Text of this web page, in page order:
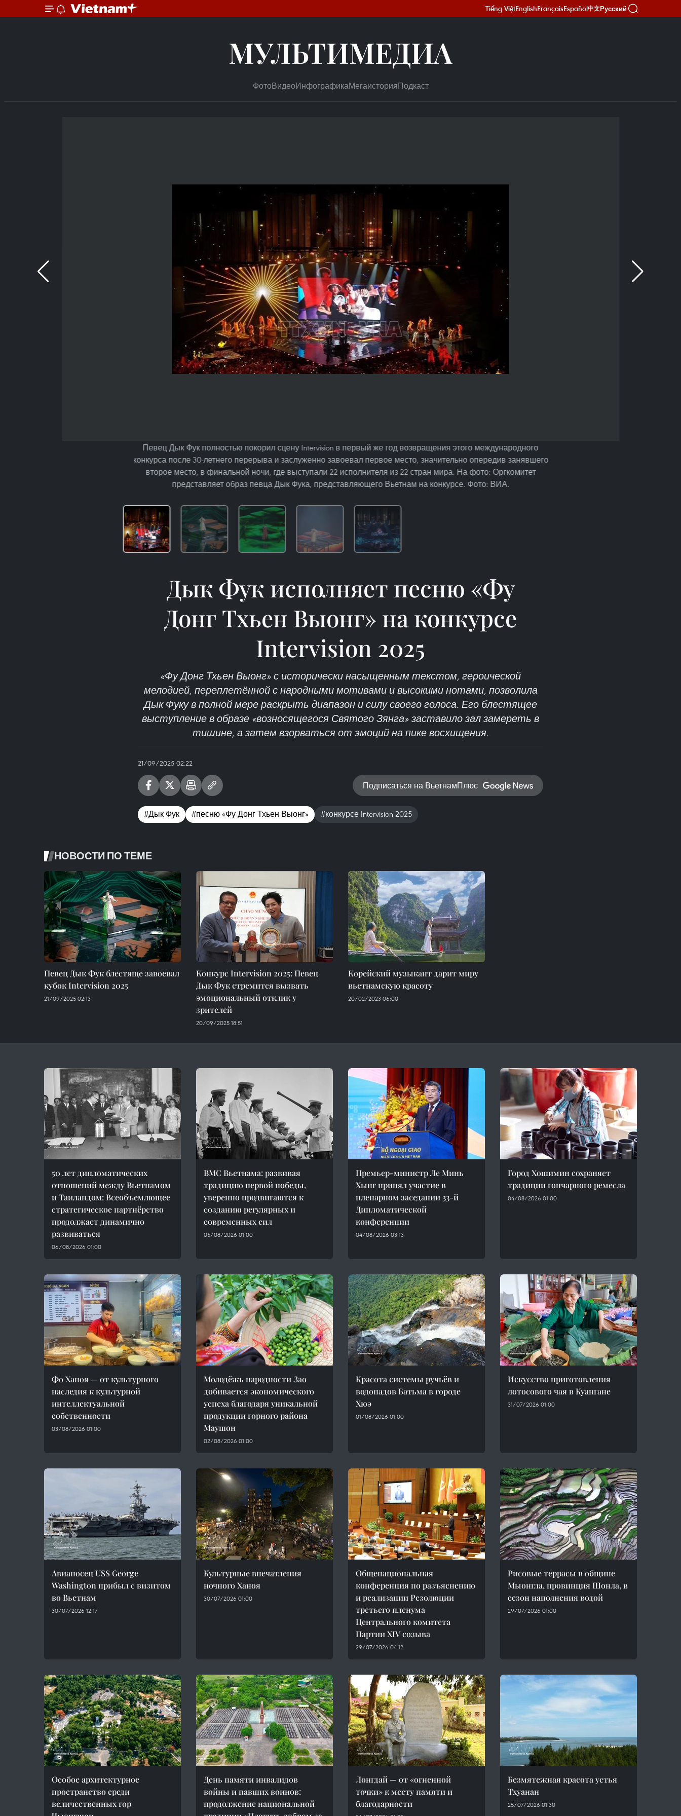
Tiếng ViệtEnglishFrançaisEspañol中文Русский
МУЛЬТИМЕДИА
ФотоВидеоИнфографикаМегаисторияПодкаст
Певец Дык Фук полностью покорил сцену Intervision в первый же год возвращения этого международного
конкурса после 30-летнего перерыва и заслуженно завоевал первое место, значительно опередив занявшего
второе место, в финальной ночи, где выступали 22 исполнителя из 22 стран мира. На фото: Оргкомитет
представляет образ певца Дык Фука, представляющего Вьетнам на конкурсе. Фото: ВИА.
Дык Фук исполняет песню «Фу
Донг Тхьен Выонг» на конкурсе
Intervision 2025
«Фу Донг Тхьен Выонг» с исторически насыщенным текстом, героической
мелодией, переплетённой с народными мотивами и высокими нотами, позволила
Дык Фуку в полной мере раскрыть диапазон и силу своего голоса. Его блестящее
выступление в образе «возносящегося Святого Зянга» заставило зал замереть в
тишине, а затем взорваться от эмоций на пике восхищения.
21/09/2025 02:22
Подписаться на ВьетнамПлюс
#Дык Фук #песню «Фу Донг Тхьен Выонг» #конкурсе Intervision 2025
НОВОСТИ ПО ТЕМЕ
Певец Дык Фук блестяще завоевал
кубок Intervision 2025
21/09/2025 02:13
Конкурс Intervision 2025: Певец
Дык Фук стремится вызвать
эмоциональный отклик у
зрителей
20/09/2025 18:51
Корейский музыкант дарит миру
вьетнамскую красоту
20/02/2023 06:00
50 лет дипломатических
отношений между Вьетнамом
и Таиландом: Всеобъемлющее
стратегическое партнёрство
продолжает динамично
развиваться
06/08/2026 01:00
ВМС Вьетнама: развивая
традицию первой победы,
уверенно продвигаются к
созданию регулярных и
современных сил
05/08/2026 01:00
Премьер-министр Ле Минь
Хынг принял участие в
пленарном заседании 33-й
Дипломатической
конференции
04/08/2026 03:13
Город Хошимин сохраняет
традиции гончарного ремесла
04/08/2026 01:00
Фо Ханоя — от культурного
наследия к культурной
интеллектуальной
собственности
03/08/2026 01:00
Молодёжь народности Зао
добивается экономического
успеха благодаря уникальной
продукции горного района
Маушон
02/08/2026 01:00
Красота системы ручьёв и
водопадов Батьма в городе
Хюэ
01/08/2026 01:00
Искусство приготовления
лотосового чая в Куангане
31/07/2026 01:00
Авианосец USS George
Washington прибыл с визитом
во Вьетнам
30/07/2026 12:17
Культурные впечатления
ночного Ханоя
30/07/2026 01:00
Общенациональная
конференция по разъяснению
и реализации Резолюции
третьего пленума
Центрального комитета
Партии XIV созыва
29/07/2026 04:12
Рисовые террасы в общине
Мыонгла, провинция Шонла, в
сезон наполнения водой
29/07/2026 01:00
Особое архитектурное
пространство среди
величественных гор
День памяти инвалидов
войны и павших воинов:
продолжение национальной
Лонгдай — от «огненной
точки» к месту памяти и
благодарности
Безмятежная красота устья
Тхуанан
25/07/2026 01:30